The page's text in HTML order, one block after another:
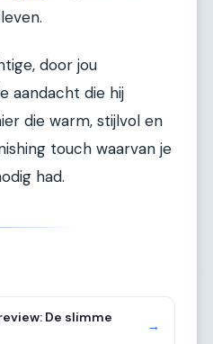
door jou
aandacht die hij
die warm, stijlvol en
touch waarvan je
had.
De slimme
→